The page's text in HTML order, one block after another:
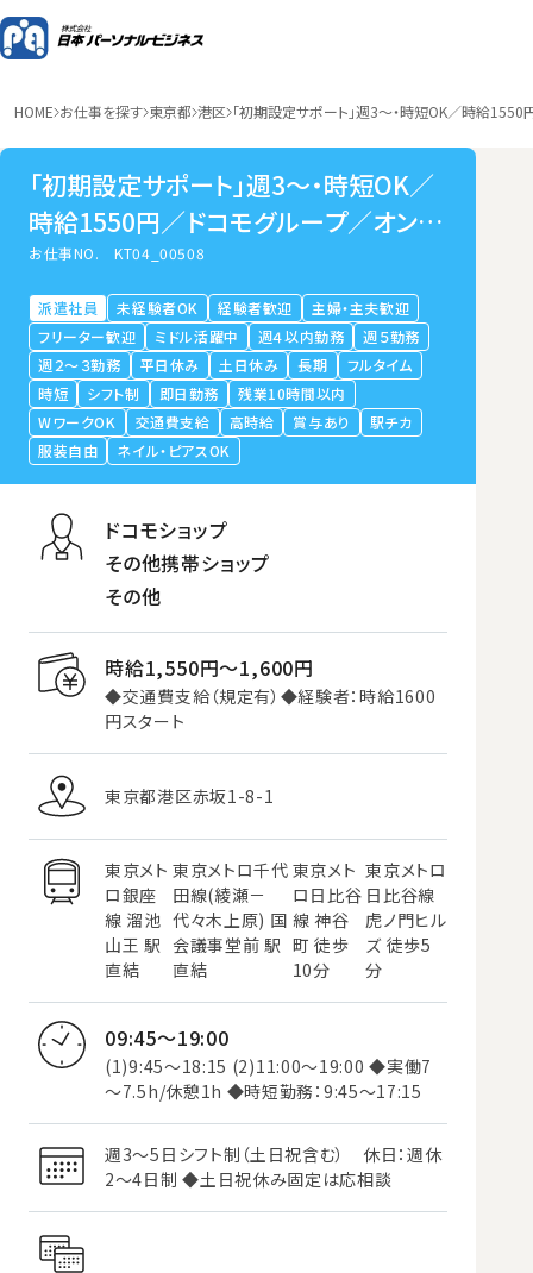
HOME お仕事を探す 東京都 港区 「初期設定サポート」週3～・時短OK／時給
「初期設定サポート」週3～・時短OK／
時給1550円／ドコモグループ／オンラ
イン接客
お仕事NO.KT04_00508
派遣社員 未経験者OK 経験者歓迎
主婦・主夫歓迎
フリーター歓迎
ミドル活躍中 週４以内勤務
週５勤務
週２～３勤務
平日休み 土日休み 長期
フルタイム
時短
シフト制 即日勤務
残業10時間以内
WワークOK
交通費支給 高時給 賞与あり
駅チカ
服装自由
ネイル・ピアスOK
ドコモショップ
その他携帯ショップ
その他
時給1,550円〜1,600円
◆交通費支給（規定有）◆経験者：時給1600
円スタート
東京都港区赤坂1-8-1
東京メト
ロ銀座
線 溜池
山王 駅
直結
東京メトロ千代
田線(綾瀬－
代々木上原) 国
会議事堂前 駅
直結
東京メト
ロ日比谷
線 神谷
町 徒歩
10分
東京メトロ
日比谷線
虎ノ門ヒル
ズ 徒歩5
分
09:45～19:00
(1)9:45～18:15 (2)11:00～19:00 ◆実働7
～7.5h/休憩1h ◆時短勤務：9:45～17:15
週3～5日シフト制（土日祝含む） 休日：週休
2～4日制 ◆土日祝休み固定は応相談